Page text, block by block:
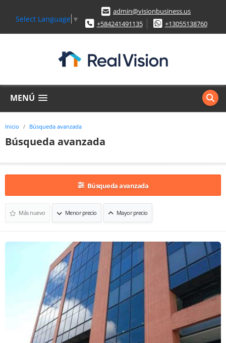
Select Language ▼
admin@visionbusiness.us
+584241491135
+13055138760
MENÚ
Inicio Búsqueda avanzada
Búsqueda avanzada
Búsqueda avanzada
Más nuevo Menor precio Mayor precio